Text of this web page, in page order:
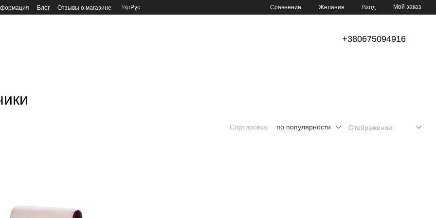
Блог Отзывы о магазине Укр Рус Сравнение Желания Вход Мой заказ
+380675094916
Сортировка: по популярности Отображение: